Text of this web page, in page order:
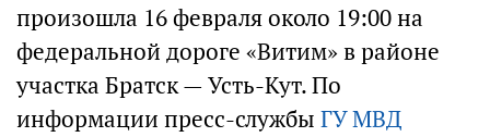
произошла 16 февраля около 19:00 на
федеральной дороге «Витим» в районе
участка Братск — Усть-Кут. По
информации пресс-службы ГУ МВД